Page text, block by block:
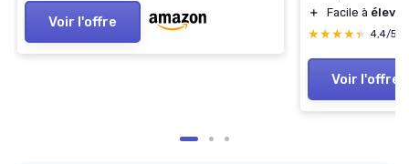
Voir l'offre
＋
Facile à élever
★★★★★
★★★★★ 4,4/5
Voir l'offre